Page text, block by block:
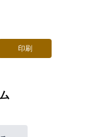
印刷